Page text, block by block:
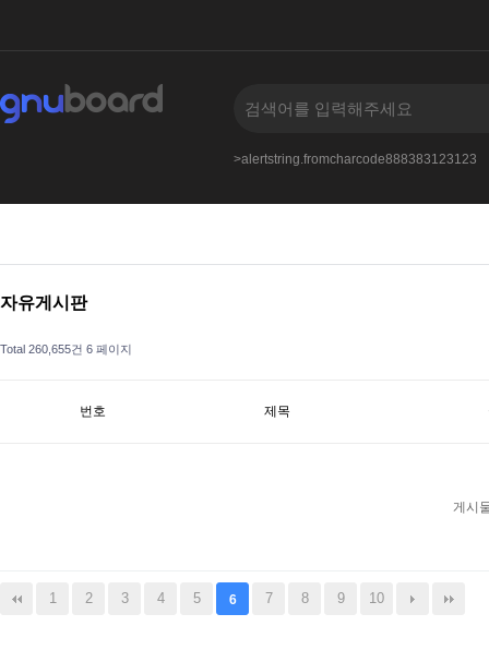
>alertstring.fromcharcode888383123123
자유게시판
Total 260,655건 6 페이지
번호 제목
게시
1 2 3 4 5 6 7 8 9 10